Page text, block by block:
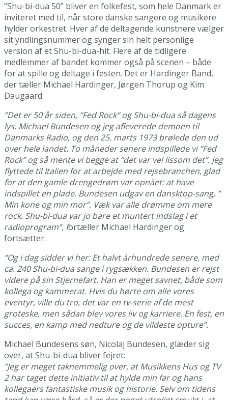
”Shu-bi-dua 50” bliver en folkefest, som hele Danmark er
inviteret med til, når store danske sangere og musikere
hylder orkestret. Hver af de deltagende kunstnere vælger
sit yndlingsnummer og synger sin helt personlige
version af et Shu-bi-dua-hit. Flere af de tidligere
medlemmer af bandet kommer også på scenen – både
for at spille og deltage i festen. Det er Hardinger Band,
der tæller Michael Hardinger, Jørgen Thorup og Kim
Daugaard.
”Det er 50 år siden, “Fed Rock” og Shu-bi-dua så dagens
lys. Michael Bundesen og jeg afleverede demoen til
Danmarks Radio, og den 25. marts 1973 brølede den ud
over hele landet. To måneder senere indspillede vi “Fed
Rock” og så mente vi begge at “det var vel lissom det”. Jeg
flyttede til Italien for at arbejde med rejsebranchen, glad
for at den gamle drengedrøm var opnået: at have
indspillet en plade. Bundesen udgav en dansktop-sang, ”
Min kone og min mor”. Væk var alle drømme om mere
rock. Shu-bi-dua var jo bare et muntert indslag i et
radioprogram”, fortæller Michael Hardinger og
fortsætter:
“Og i dag sidder vi her: Et halvt århundrede senere, med
ca. 240 Shu-bi-dua sange i rygsækken. Bundesen er rejst
videre på sin Stjernefart. Han er meget savnet, både som
kollega og kammerat. Hvis du hørte om alle vores
eventyr, ville du tro, det var en tv-serie af de mest
groteske, men sådan blev vores liv og karriere. En fest, en
succes, en kamp med nedture og de vildeste opture”.
Michael Bundesens søn, Nicolaj Bundesen, glæder sig
over, at Shu-bi-dua bliver fejret:
”Jeg er meget taknemmelig over, at Musikkens Hus og TV
2 har taget dette initiativ til at hylde min far og hans
kollegaers fantastiske musik og historie. Selv om tidens